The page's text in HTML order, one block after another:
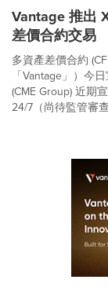
Vantage 推出
差價合約交易
多資產差價合約
「Vantage」）今
(CME Group) 近期
24/7（尚待監管審